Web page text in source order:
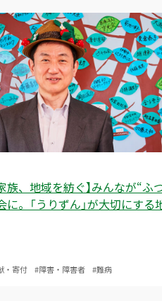
族、地域を紡ぐ】みんなが“ふ
に。「うりずん」が大切にする
・寄付 #障害・障害者 #難病